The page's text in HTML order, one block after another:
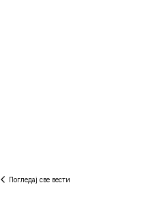
Погледај све вести